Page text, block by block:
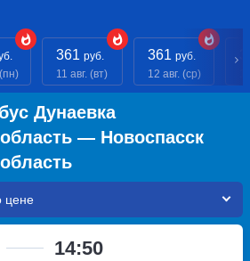
361 руб.
11 авг. (вт)
361 руб.
12 авг. (ср)
Дунаевка
— Новоспасск
14:50